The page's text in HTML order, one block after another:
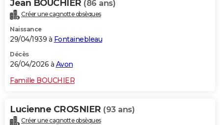
Jean BOUCHIER (86 ans)
Créer une cagnotte obsèques
Naissance
29/04/1939 à Fontainebleau
Décès
26/04/2026 à Avon
Famille BOUCHIER
Lucienne CROSNIER (93 ans)
Créer une cagnotte obsèques